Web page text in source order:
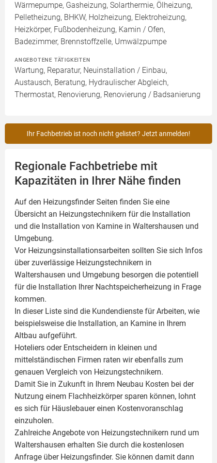
Wärmepumpe, Gasheizung, Solarthermie, Ölheizung,
Pelletheizung, BHKW, Holzheizung, Elektroheizung,
Heizkörper, Fußbodenheizung, Kamin / Ofen,
Badezimmer, Brennstoffzelle, Umwälzpumpe
ANGEBOTENE TÄTIGKEITEN
Wartung, Reparatur, Neuinstallation / Einbau,
Austausch, Beratung, Hydraulischer Abgleich,
Thermostat, Renovierung, Renovierung / Badsanierung
Ihr Fachbetrieb ist noch nicht gelistet? Jetzt anmelden!
Regionale Fachbetriebe mit
Kapazitäten in Ihrer Nähe finden
Auf den Heizungsfinder Seiten finden Sie eine
Übersicht an Heizungstechnikern für die Installation
und die Installation von Kamine in Waltershausen und
Umgebung.
Vor Heizungsinstallationsarbeiten sollten Sie sich Infos
über zuverlässige Heizungstechnikern in
Waltershausen und Umgebung besorgen die potentiell
für die Installation Ihrer Nachtspeicherheizung in Frage
kommen.
In dieser Liste sind die Kundendienste für Arbeiten, wie
beispielsweise die Installation, an Kamine in Ihrem
Altbau aufgeführt.
Hoteliers oder Entscheidern in kleinen und
mittelständischen Firmen raten wir ebenfalls zum
genauen Vergleich von Heizungstechnikern.
Damit Sie in Zukunft in Ihrem Neubau Kosten bei der
Nutzung einem Flachheizkörpersparen können, lohnt
es sich für Häuslebauer einen Kostenvoranschlag
einzuholen.
Zahlreiche Angebote von Heizungstechnikern rund um
Waltershausen erhalten Sie durch die kostenlosen
Anfrage über Heizungsfinder. Sie können damit dann